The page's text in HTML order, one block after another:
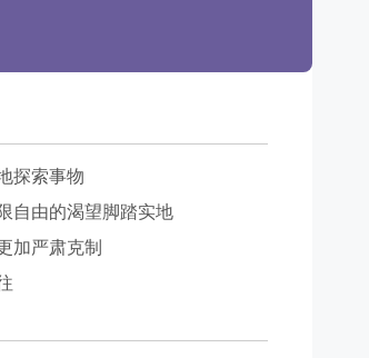
探索事物
自由的渴望脚踏实地
加严肃克制